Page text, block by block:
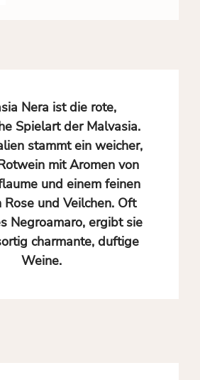
Nera ist die rote,
Spielart der Malvasia.
stammt ein weicher,
mit Aromen von
und einem feinen
Rose und Veilchen. Oft
Negroamaro, ergibt sie
charmante, duftige
Weine.